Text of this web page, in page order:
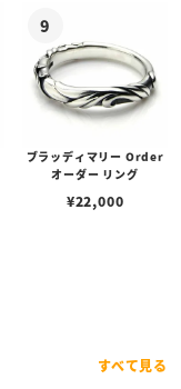
ブラッディマリー Order
オーダー リング
¥22,000
すべて見る